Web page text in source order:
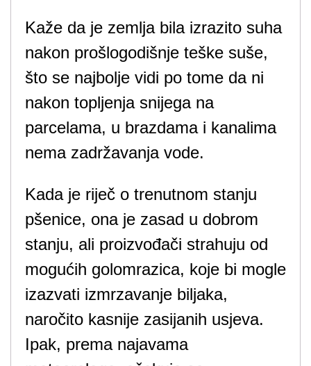
Kaže da je zemlja bila izrazito suha
nakon prošlogodišnje teške suše,
što se najbolje vidi po tome da ni
nakon topljenja snijega na
parcelama, u brazdama i kanalima
nema zadržavanja vode.
Kada je riječ o trenutnom stanju
pšenice, ona je zasad u dobrom
stanju, ali proizvođači strahuju od
mogućih golomrazica, koje bi mogle
izazvati izmrzavanje biljaka,
naročito kasnije zasijanih usjeva.
Ipak, prema najavama